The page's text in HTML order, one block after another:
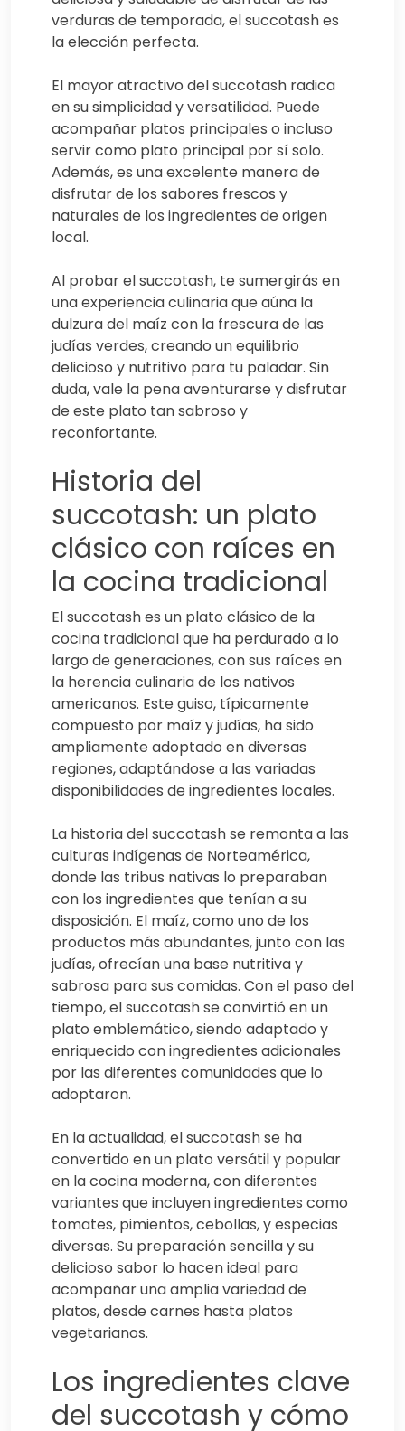
verduras de temporada, el succotash es
la elección perfecta.
El mayor atractivo del succotash radica
en su simplicidad y versatilidad. Puede
acompañar platos principales o incluso
servir como plato principal por sí solo.
Además, es una excelente manera de
disfrutar de los sabores frescos y
naturales de los ingredientes de origen
local.
Al probar el succotash, te sumergirás en
una experiencia culinaria que aúna la
dulzura del maíz con la frescura de las
judías verdes, creando un equilibrio
delicioso y nutritivo para tu paladar. Sin
duda, vale la pena aventurarse y disfrutar
de este plato tan sabroso y
reconfortante.
Historia del
succotash: un plato
clásico con raíces en
la cocina tradicional
El succotash es un plato clásico de la
cocina tradicional que ha perdurado a lo
largo de generaciones, con sus raíces en
la herencia culinaria de los nativos
americanos. Este guiso, típicamente
compuesto por maíz y judías, ha sido
ampliamente adoptado en diversas
regiones, adaptándose a las variadas
disponibilidades de ingredientes locales.
La historia del succotash se remonta a las
culturas indígenas de Norteamérica,
donde las tribus nativas lo preparaban
con los ingredientes que tenían a su
disposición. El maíz, como uno de los
productos más abundantes, junto con las
judías, ofrecían una base nutritiva y
sabrosa para sus comidas. Con el paso del
tiempo, el succotash se convirtió en un
plato emblemático, siendo adaptado y
enriquecido con ingredientes adicionales
por las diferentes comunidades que lo
adoptaron.
En la actualidad, el succotash se ha
convertido en un plato versátil y popular
en la cocina moderna, con diferentes
variantes que incluyen ingredientes como
tomates, pimientos, cebollas, y especias
diversas. Su preparación sencilla y su
delicioso sabor lo hacen ideal para
acompañar una amplia variedad de
platos, desde carnes hasta platos
vegetarianos.
Los ingredientes clave
del succotash y cómo